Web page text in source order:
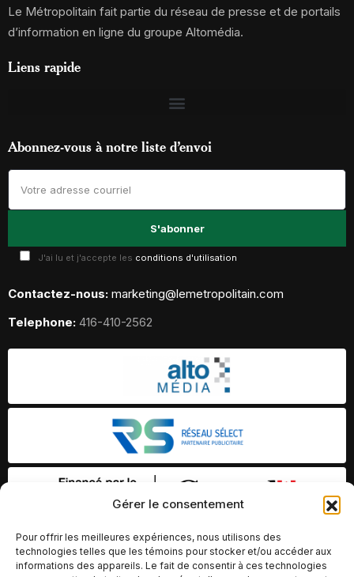
Gérer le consentement
Pour offrir les meilleures expériences, nous utilisons des
technologies telles que les témoins pour stocker et/ou accéder aux
informations des appareils. Le fait de consentir à ces technologies
Le Métropolitain fait partie du réseau de presse et de portails
d’information en ligne du groupe Altomédia.
Liens rapide
Abonnez-vous à notre liste d’envoi
J'ai lu et j'accepte les conditions d'utilisation
Contactez-nous: marketing@lemetropolitain.com
Telephone: 416-410-2562